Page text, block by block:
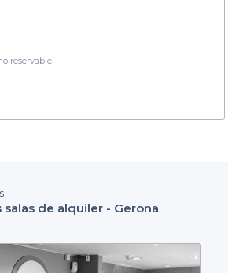
reservable
salas de alquiler - Gerona